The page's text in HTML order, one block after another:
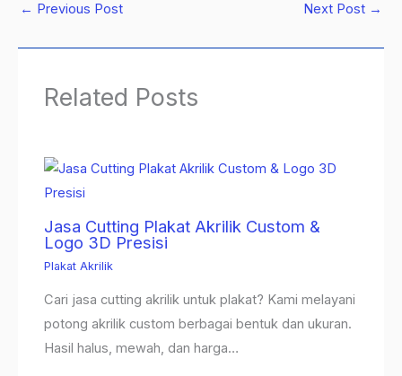
← Previous Post Next Post →
Related Posts
Jasa Cutting Plakat Akrilik Custom &
Logo 3D Presisi
Plakat Akrilik
Cari jasa cutting akrilik untuk plakat? Kami melayani
potong akrilik custom berbagai bentuk dan ukuran.
Hasil halus, mewah, dan harga…